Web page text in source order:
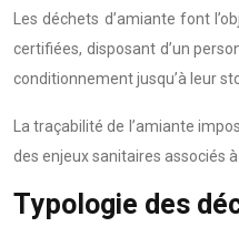
Les déchets d’amiante font
certifiées, disposant d’un
conditionnement jusqu’à leur
La traçabilité de l’amiante
des enjeux sanitaires associés
Typologie des